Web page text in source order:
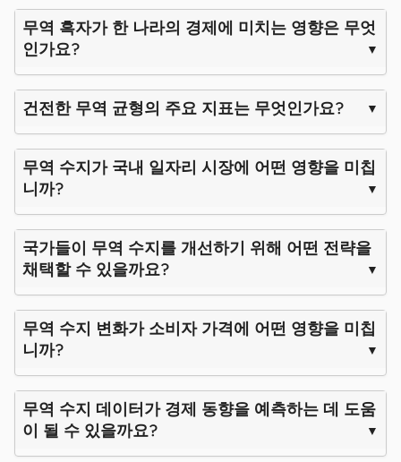
무역 흑자가 한 나라의 경제에 미치는 영향은 무엇
인가요?
건전한 무역 균형의 주요 지표는 무엇인가요?
무역 수지가 국내 일자리 시장에 어떤 영향을 미칩
니까?
국가들이 무역 수지를 개선하기 위해 어떤 전략을
채택할 수 있을까요?
무역 수지 변화가 소비자 가격에 어떤 영향을 미칩
니까?
무역 수지 데이터가 경제 동향을 예측하는 데 도움
이 될 수 있을까요?